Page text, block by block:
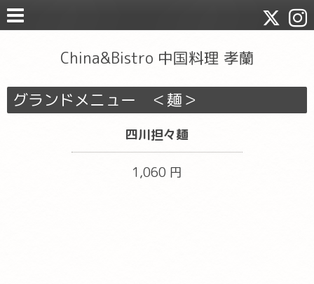
China&Bistro 中国料理 孝蘭
グランドメニュー ＜麺＞
四川担々麺
1,060 円